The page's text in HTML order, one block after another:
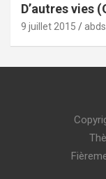
D’autres vies
9 juillet 2015